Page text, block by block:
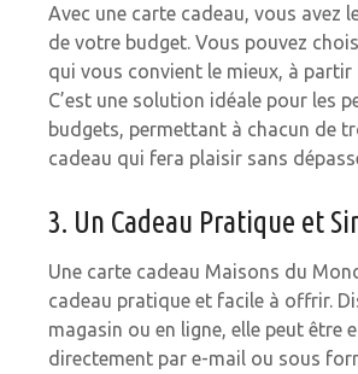
Avec une carte cadeau, vous avez
de votre budget. Vous pouvez
qui vous convient le mieux, à partir
C’est une solution idéale pour les
budgets, permettant à chacun de
cadeau qui fera plaisir sans
3. Un Cadeau Pratique et
Une carte cadeau Maisons du
cadeau pratique et facile à offrir.
magasin ou en ligne, elle peut être
directement par e-mail ou sous